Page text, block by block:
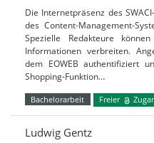
Die Internetpräsenz des
des Content-Management-
Spezielle Redakteure
Informationen verbreiten.
dem EOWEB authentifiziert
Shopping-Funktion…
Bachelorarbeit Freier
Ludwig Gentz